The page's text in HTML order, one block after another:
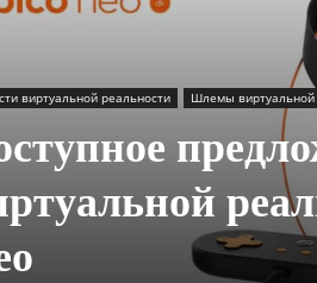
виртуальной реальности Шлемы виртуальной